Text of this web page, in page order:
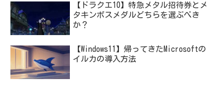
【ドラクエ10】特急メタル招待券とメ
タキンボスメダルどちらを選ぶべき
か？
【Windows11】帰ってきたMicrosoftの
イルカの導入方法